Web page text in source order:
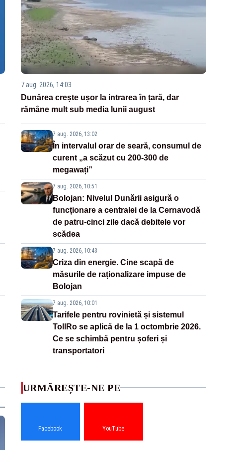
7 aug. 2026, 14:03
Dunărea crește ușor la intrarea în țară, dar
rămâne mult sub media lunii august
7 aug. 2026, 13:02
În intervalul orar de seară, consumul de
curent „a scăzut cu 200-300 de
megawați”
7 aug. 2026, 10:51
Bolojan: Nivelul Dunării asigură o
funcționare a centralei de la Cernavodă
de patru-cinci zile dacă debitele vor
scădea
7 aug. 2026, 10:43
Criza din energie. Cine scapă de
măsurile de raționalizare impuse de
Bolojan
7 aug. 2026, 10:01
Tarifele pentru rovinietă și sistemul
TollRo se aplică de la 1 octombrie 2026.
Ce se schimbă pentru șoferi și
transportatori
URMĂREȘTE-NE PE
Facebook YouTube